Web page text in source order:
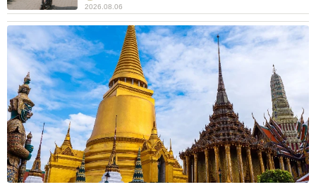
2026.08.06